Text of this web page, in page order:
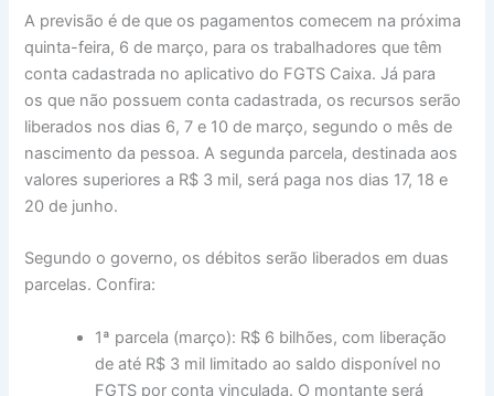
A previsão é de que os pagamentos comecem na próxima
quinta-feira, 6 de março, para os trabalhadores que têm
conta cadastrada no aplicativo do FGTS Caixa. Já para
os que não possuem conta cadastrada, os recursos serão
liberados nos dias 6, 7 e 10 de março, segundo o mês de
nascimento da pessoa. A segunda parcela, destinada aos
valores superiores a R$ 3 mil, será paga nos dias 17, 18 e
20 de junho.
Segundo o governo, os débitos serão liberados em duas
parcelas. Confira:
1ª parcela (março): R$ 6 bilhões, com liberação
de até R$ 3 mil limitado ao saldo disponível no
FGTS por conta vinculada. O montante será